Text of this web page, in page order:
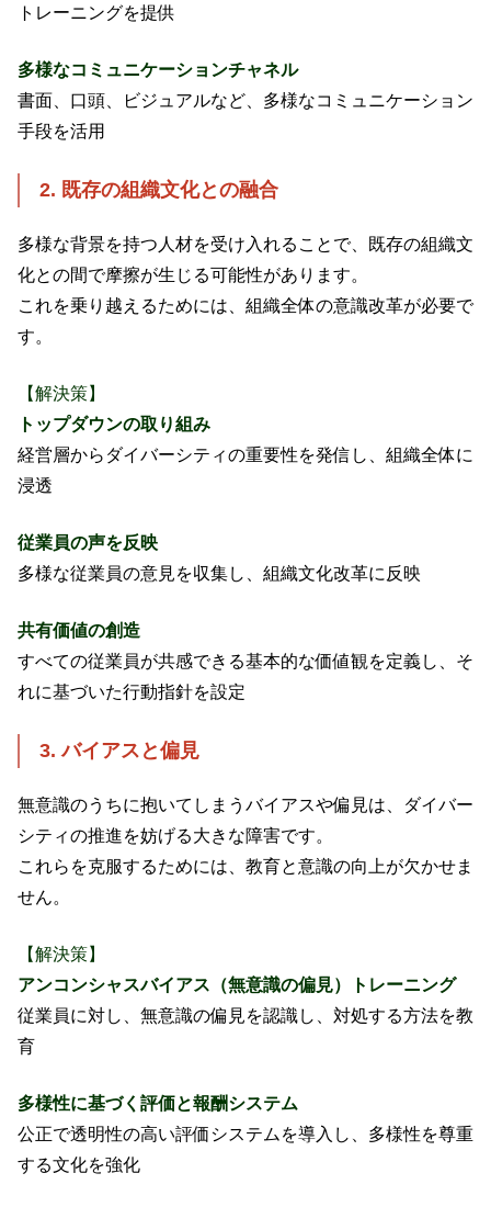
トレーニングを提供
多様なコミュニケーションチャネル
書面、口頭、ビジュアルなど、多様なコミュニケーション
手段を活用
2. 既存の組織文化との融合
多様な背景を持つ人材を受け入れることで、既存の組織文
化との間で摩擦が生じる可能性があります。
これを乗り越えるためには、組織全体の意識改革が必要で
す。
【解決策】
トップダウンの取り組み
経営層からダイバーシティの重要性を発信し、組織全体に
浸透
従業員の声を反映
多様な従業員の意見を収集し、組織文化改革に反映
共有価値の創造
すべての従業員が共感できる基本的な価値観を定義し、そ
れに基づいた行動指針を設定
3. バイアスと偏見
無意識のうちに抱いてしまうバイアスや偏見は、ダイバー
シティの推進を妨げる大きな障害です。
これらを克服するためには、教育と意識の向上が欠かせま
せん。
【解決策】
アンコンシャスバイアス（無意識の偏見）トレーニング
従業員に対し、無意識の偏見を認識し、対処する方法を教
育
多様性に基づく評価と報酬システム
公正で透明性の高い評価システムを導入し、多様性を尊重
する文化を強化